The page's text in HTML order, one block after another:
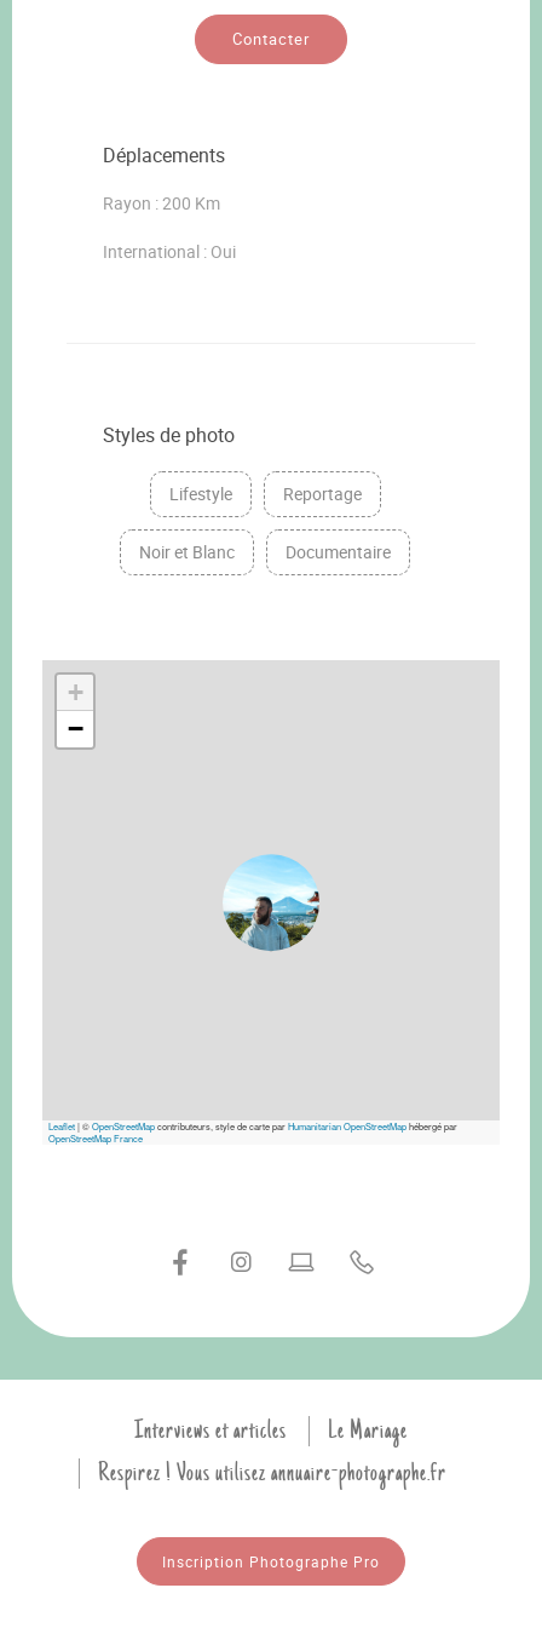
Contacter
Déplacements
Rayon : 200 Km
International : Oui
Styles de photo
Lifestyle Reportage
Noir et Blanc Documentaire
+
−
Leaflet|©OpenStreetMapcontributeurs, style de carte parHumanitarian OpenStreetMaphébergé par
OpenStreetMap France
Interviews et articles
Le Mariage
Respirez ! Vous utilisez annuaire-photographe.fr
Inscription Photographe Pro